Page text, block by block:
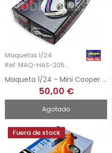
Maquetas 1/24
Ref: MAQ-HAS-20532
Maqueta 1/24 - Mini Cooper S - Countryman All4
50,00 €
Agotado
Fuera de stock